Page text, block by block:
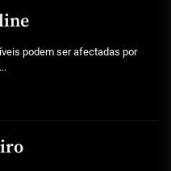
podem ser afectadas por